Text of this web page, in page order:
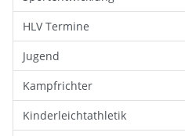
HLV Termine
Jugend
Kampfrichter
Kinderleichtathletik